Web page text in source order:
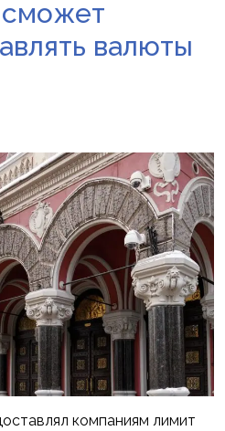
сможет
валюты
компаниям лимит